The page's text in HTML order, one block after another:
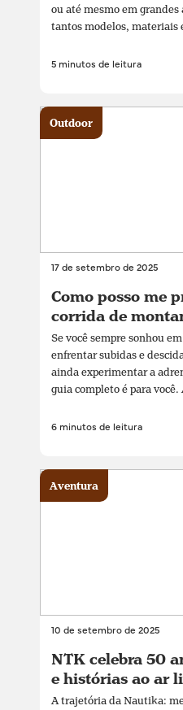
ou até mesmo em
tantos modelos, materiais
5 minutos de leitura
17 de setembro de 2025
Como posso me
corrida de
Se você sempre sonhou
enfrentar subidas e
ainda experimentar a
guia completo é para
6 minutos de leitura
Outdoor
10 de setembro de 2025
NTK celebra 50
e histórias ao ar
A trajetória da Nautika:
Aventura